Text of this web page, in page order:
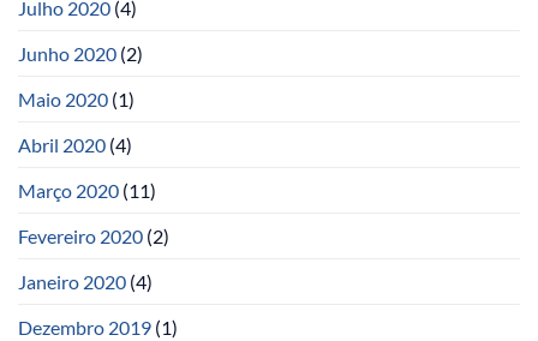
Julho 2020 (4)
Junho 2020 (2)
Maio 2020 (1)
Abril 2020 (4)
Março 2020 (11)
Fevereiro 2020 (2)
Janeiro 2020 (4)
Dezembro 2019 (1)